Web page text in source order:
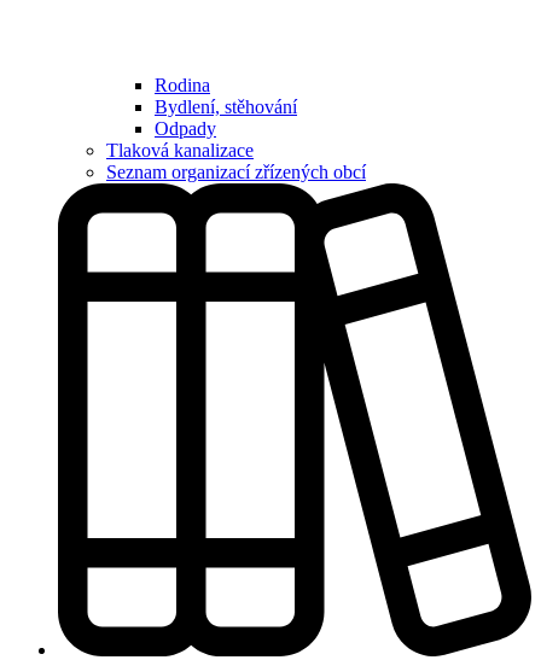
Rodina
Bydlení, stěhování
Odpady
Tlaková kanalizace
Seznam organizací zřízených obcí